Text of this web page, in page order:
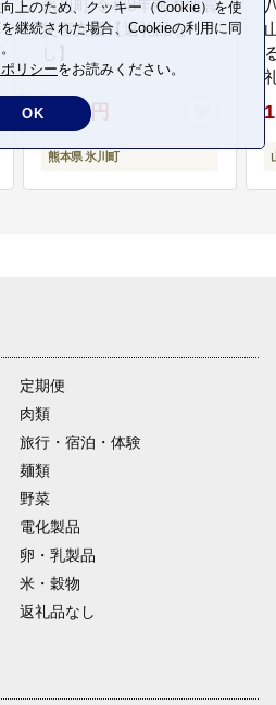
氷川町 令和8年熊本地震
災害支援【返礼品な
し】
5,000円
熊本県 氷川町
定期便
肉類
旅行・宿泊・体験
麺類
野菜
電化製品
卵・乳製品
米・穀物
返礼品なし
上のため、クッキー（Cookie）を使
継続された場合、Cookieの利用に同
リシーをお読みください。
OK